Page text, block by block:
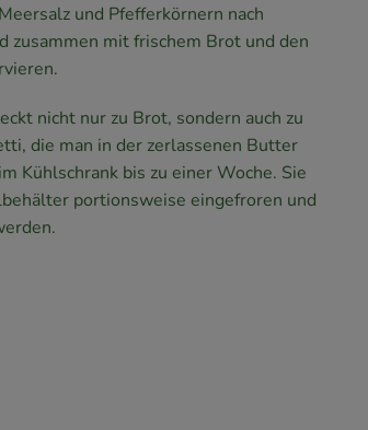
und Pfefferkörnern nach
zusammen mit frischem Brot und den
nicht nur zu Brot, sondern auch zu
die man in der zerlassenen Butter
Kühlschrank bis zu einer Woche. Sie
portionsweise eingefroren und